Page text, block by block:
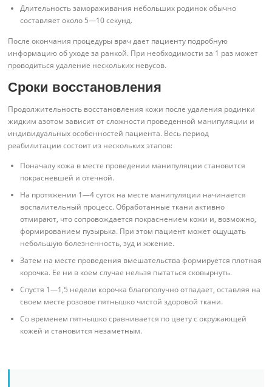
Длительность замораживания небольших родинок обычно
составляет около 5—10 секунд.
После окончания процедуры врач дает пациенту подробную
информацию об уходе за ранкой. При необходимости за 1 раз может
проводиться удаление нескольких невусов.
Сроки восстановления
Продолжительность восстановления кожи после удаления родинки
жидким азотом зависит от сложности проведенной манипуляции и
индивидуальных особенностей пациента. Весь период
реабилитации состоит из нескольких этапов:
Поначалу кожа в месте проведении манипуляции становится
покрасневшей и отечной.
На протяжении 1—4 суток на месте манипуляции начинается
воспалительный процесс. Обработанные ткани активно
отмирают, что сопровождается покраснением кожи и, возможно,
формированием пузырька. При этом пациент может ощущать
небольшую болезненность, зуд и жжение.
Затем на месте проведения вмешательства формируется плотная
корочка. Ее ни в коем случае нельзя пытаться сковырнуть.
Спустя 1—1,5 недели корочка благополучно отпадает, оставляя на
своем месте розовое пятнышко чистой здоровой ткани.
Со временем пятнышко сравнивается по цвету с окружающей
кожей и становится незаметным.